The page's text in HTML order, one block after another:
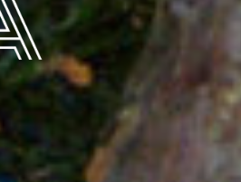
GESCHIEDENIS
VERHUUR
L’ESTAMINET
KUNSTENAARS
PRAKTISCHE INFORMATIE
UREN EN ADRES
TARIEF EN RESERVATIES
TEAM EN CONTACTEN